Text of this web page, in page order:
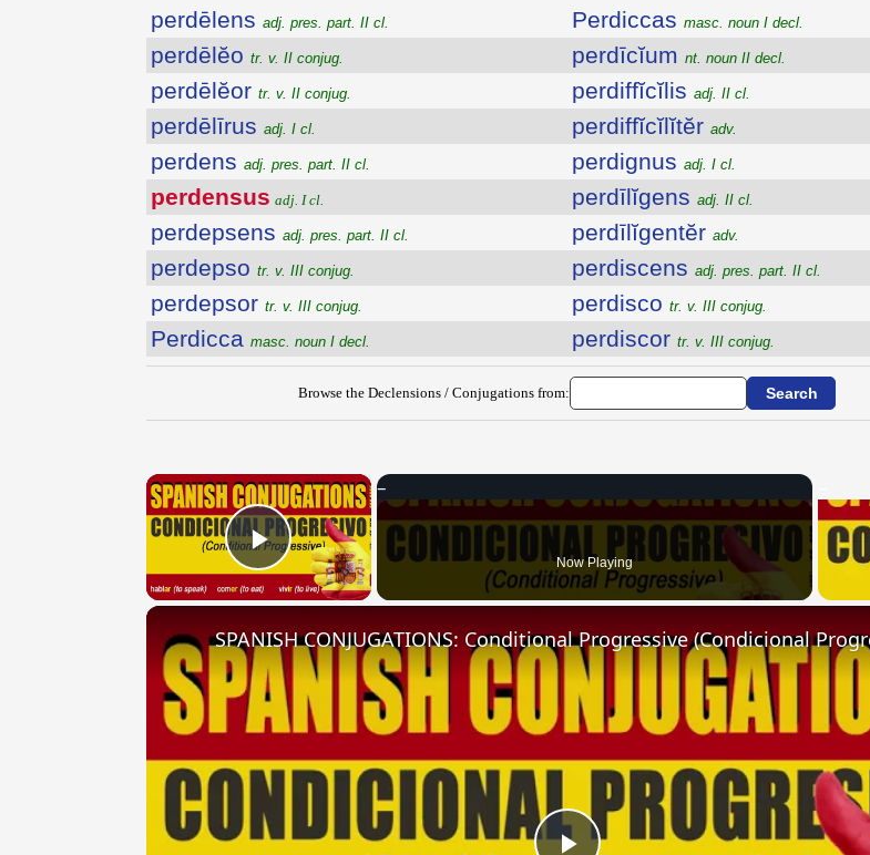
perdēlens adj. pres. part. II cl.
perdēlĕo tr. v. II conjug.
perdēlĕor tr. v. II conjug.
perdēlīrus adj. I cl.
perdens adj. pres. part. II cl.
perdensus adj. I cl.
perdepsens adj. pres. part. II cl.
perdepso tr. v. III conjug.
perdepsor tr. v. III conjug.
Perdicca masc. noun I decl.
Perdiccas masc. noun I decl.
perdīcĭum nt. noun II decl.
perdiffĭcĭlis adj. II cl.
perdiffĭcĭlĭtĕr adv.
perdignus adj. I cl.
perdīlĭgens adj. II cl.
perdīlĭgentĕr adv.
perdiscens adj. pres. part. II cl.
perdisco tr. v. III conjug.
perdiscor tr. v. III conjug.
Browse the Declensions / Conjugations from:
×
Play Video Now Playing